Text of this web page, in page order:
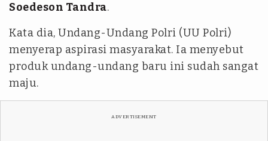
Soedeson Tandra.
Kata dia, Undang-Undang Polri (UU Polri)
menyerap aspirasi masyarakat. Ia menyebut
produk undang-undang baru ini sudah sangat
maju.
ADVERTISEMENT